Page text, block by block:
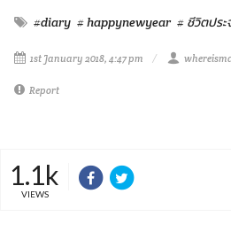
#diary # happynewyear # ชีวิตประ
1st January 2018, 4:47 pm
Report
1.1k
VIEWS